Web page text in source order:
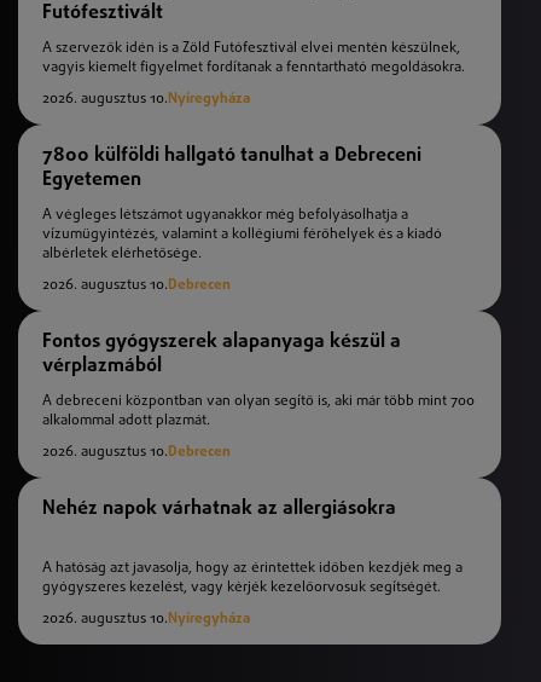
Futófesztivált
A szervezők idén is a Zöld Futófesztivál elvei mentén készülnek,
vagyis kiemelt figyelmet fordítanak a fenntartható megoldásokra.
2026. augusztus 10. Nyíregyháza
7800 külföldi hallgató tanulhat a Debreceni
Egyetemen
A végleges létszámot ugyanakkor még befolyásolhatja a
vízumügyintézés, valamint a kollégiumi férőhelyek és a kiadó
albérletek elérhetősége.
2026. augusztus 10.Debrecen
Fontos gyógyszerek alapanyaga készül a
vérplazmából
A debreceni központban van olyan segítő is, aki már több mint 700
alkalommal adott plazmát.
2026. augusztus 10.Debrecen
Nehéz napok várhatnak az allergiásokra
A hatóság azt javasolja, hogy az érintettek időben kezdjék meg a
gyógyszeres kezelést, vagy kérjék kezelőorvosuk segítségét.
2026. augusztus 10. Nyíregyháza